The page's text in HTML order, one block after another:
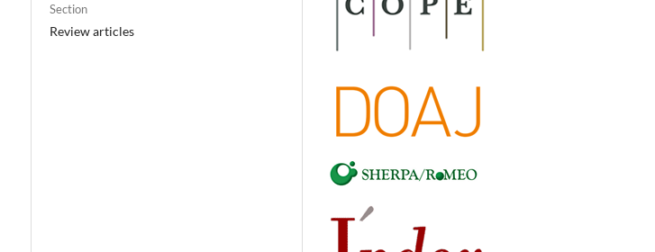
Section
Review articles